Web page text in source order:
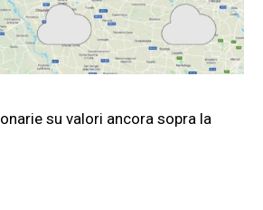
su valori ancora sopra la